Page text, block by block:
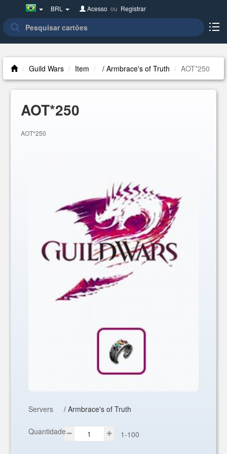
Brazil(Português)
BRL Acesso ou Registrar
Guild Wars Item / Armbrace's of Truth AOT*250
AOT*250
AOT*250
Servers / Armbrace's of Truth
Quantidade 1-100